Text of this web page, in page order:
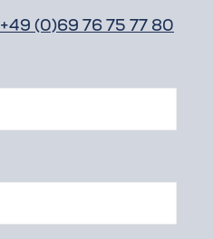
+49 (0)69 76 75 77 80